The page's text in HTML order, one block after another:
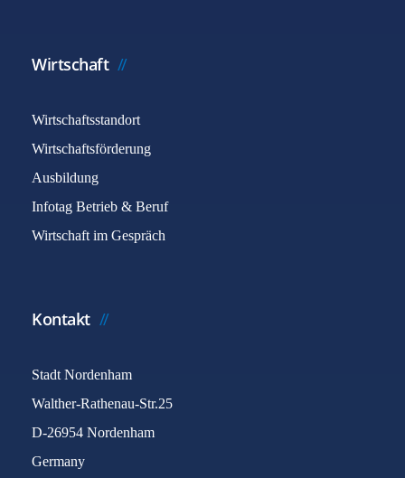
Wirtschaft
Wirtschaftsstandort
Wirtschaftsförderung
Ausbildung
Infotag Betrieb & Beruf
Wirtschaft im Gespräch
Kontakt
Stadt Nordenham
Walther-Rathenau-Str.25
D-26954 Nordenham
Germany